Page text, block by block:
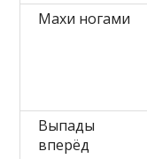
Махи ногами
Выпады
вперёд